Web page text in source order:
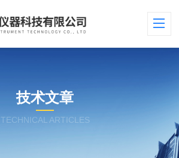
技术文章
TECHNICAL ARTICLES